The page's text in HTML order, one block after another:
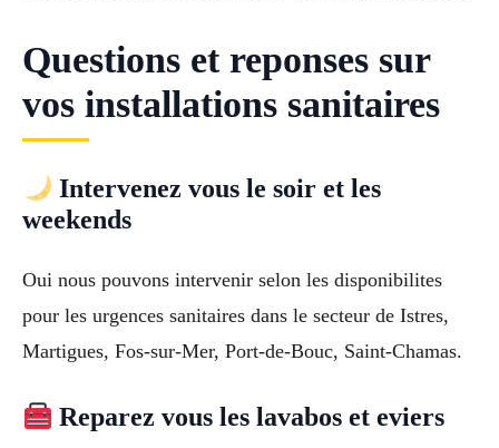
Questions et reponses sur
vos installations sanitaires
Intervenez vous le soir et les
weekends
Oui nous pouvons intervenir selon les disponibilites
pour les urgences sanitaires dans le secteur de Istres,
Martigues, Fos-sur-Mer, Port-de-Bouc, Saint-Chamas.
Reparez vous les lavabos et eviers